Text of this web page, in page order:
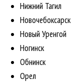
Нижний Тагил
Новочебоксарск
Новый Уренгой
Ногинск
Обнинск
Орел